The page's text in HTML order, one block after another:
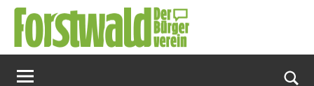
Zum
Inhalt
springen